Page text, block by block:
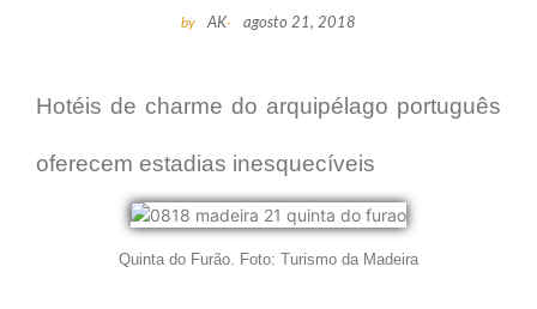
by AK- agosto 21, 2018
Hotéis de charme do arquipélago português
oferecem estadias inesquecíveis
Quinta do Furão. Foto: Turismo da Madeira